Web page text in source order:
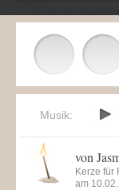
Musik:
von
Kerze für
am